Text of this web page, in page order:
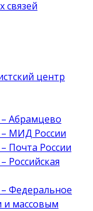
связей
центр
Абрамцево
МИД России
Почта России
Российская
Федеральное
и массовым